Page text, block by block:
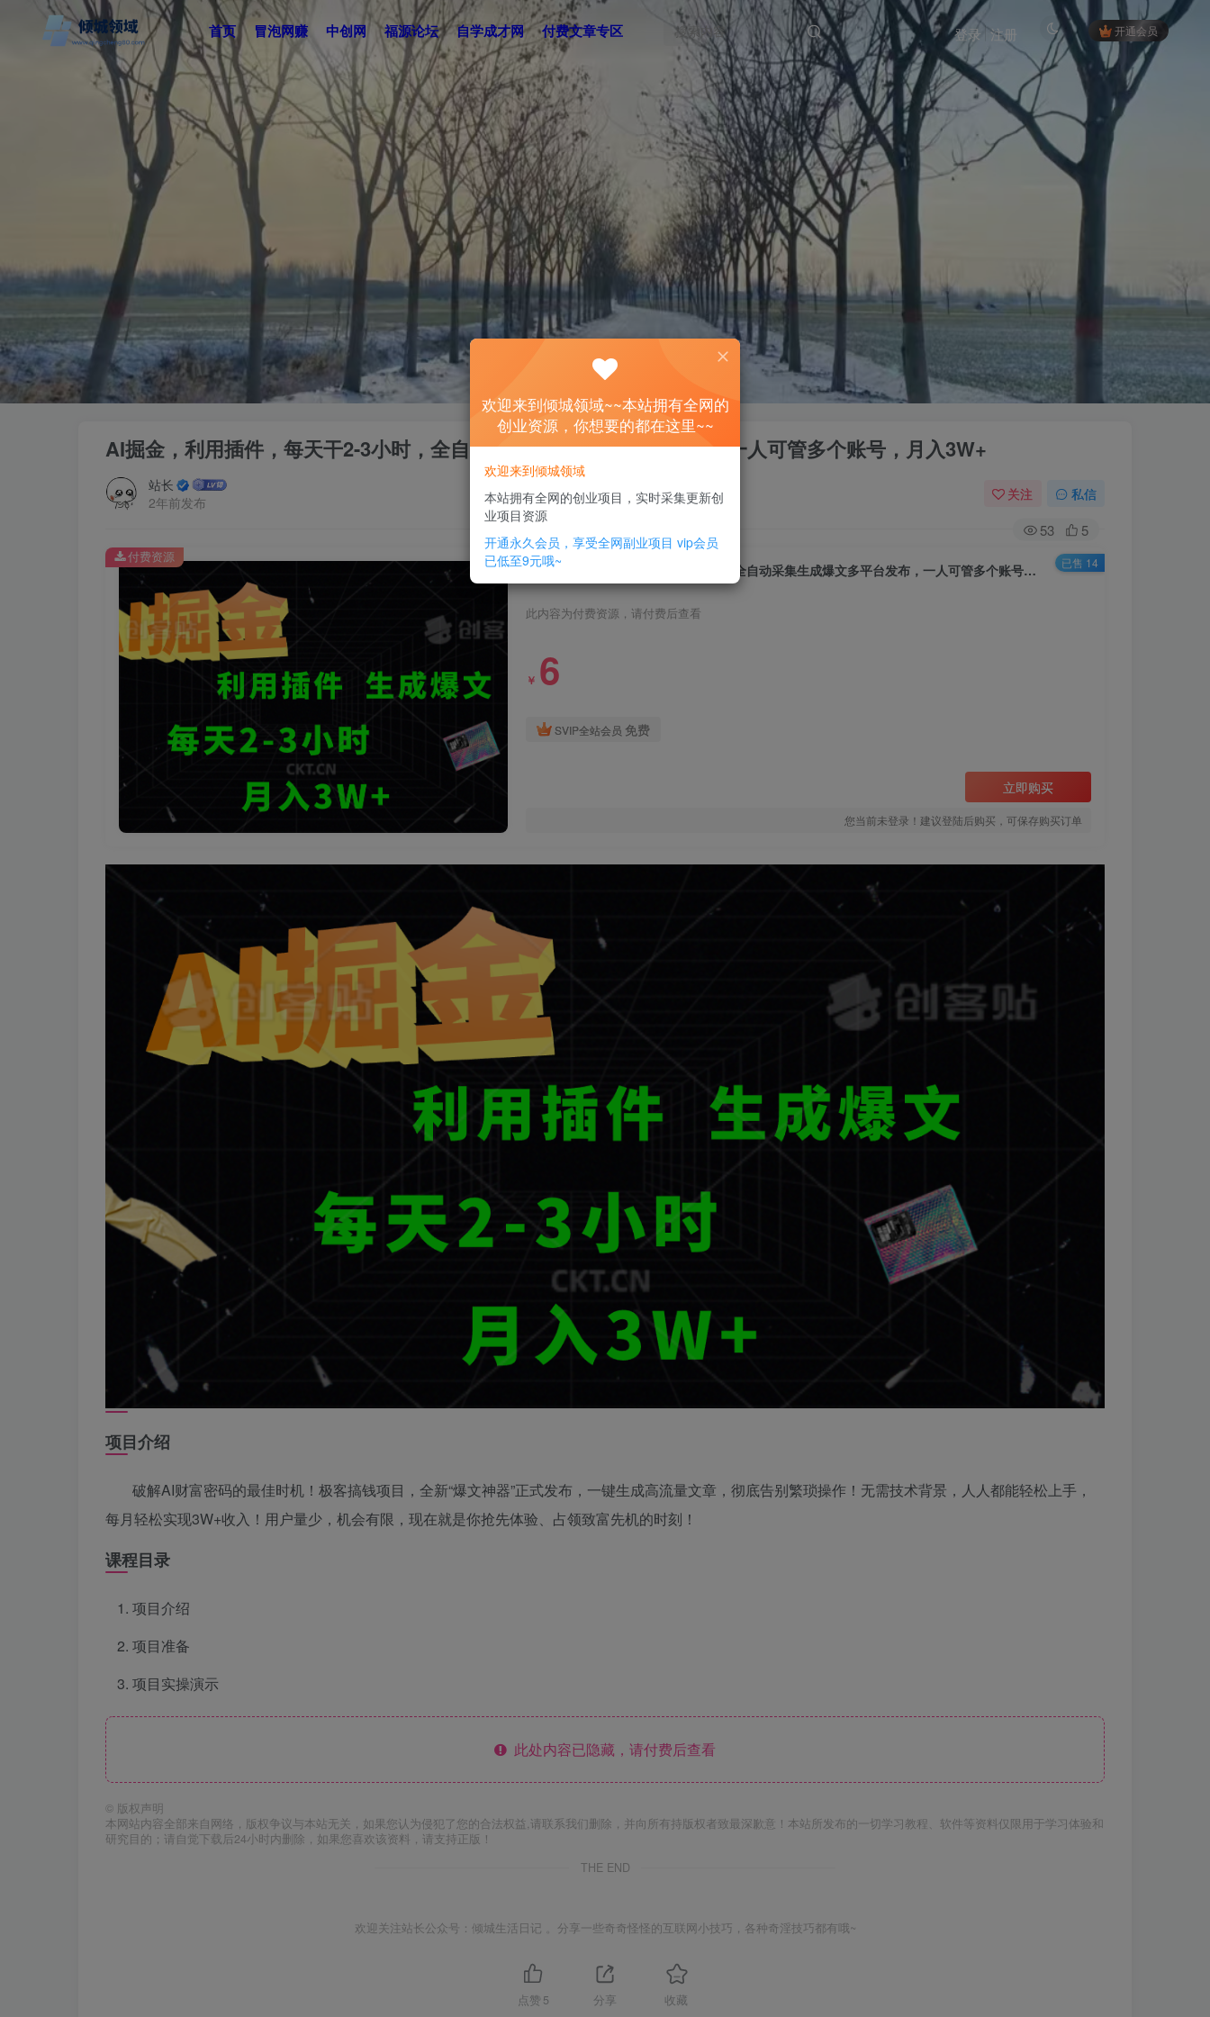
首页 冒泡网赚 中创网 福源论坛 自学成才网 付费文章专区 开通会员
登录 注册
AI掘金，利用插件，每天干2-3小时，全自动采集生成爆文多平台发布，一人可管多个账号，月入3W+
站长
2年前发布
关注 私信
53 5
AI掘金，利用插件，每天干2-3小时，全自动采集生成爆文多平台发布，一人可管多个账号，月入3W+
此内容为付费资源，请付费后查看
￥ 6
SVIP全站会员 免费
立即购买
您当前未登录！建议登陆后购买，可保存购买订单
付费资源 已售 14
项目介绍
破解AI财富密码的最佳时机！极客搞钱项目，全新“爆文神器”正式发布，一键生成高流量文章，彻底告别繁琐操作！无需技术背景，人人都能轻松上手，
每月轻松实现3W+收入！用户量少，机会有限，现在就是你抢先体验、占领致富先机的时刻！
课程目录
项目介绍
项目准备
项目实操演示
此处内容已隐藏，请付费后查看
© 版权声明
本网站内容全部来自网络，版权争议与本站无关，如果您认为侵犯了您的合法权益,请联系我们删除，并向所有持版权者致最深歉意！本站所发布的一切学习教程、软件等资料仅限用于学习体验和
研究目的；请自觉下载后24小时内删除，如果您喜欢该资料，请支持正版！
THE END
欢迎关注站长公众号：倾城生活日记 。分享一些奇奇怪怪的互联网小技巧，各种奇淫技巧都有哦~
点赞 5 分享 收藏
欢迎来到倾城领域~~本站拥有全网的
创业资源，你想要的都在这里~~
欢迎来到倾城领域
本站拥有全网的创业项目，实时采集更新创
业项目资源
开通永久会员，享受全网副业项目 vip会员
已低至9元哦~